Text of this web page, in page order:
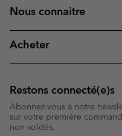
Nous connaitre
Acheter
Restons connecté(e)s
Abonnez-vous à notre
sur votre première
non soldés.